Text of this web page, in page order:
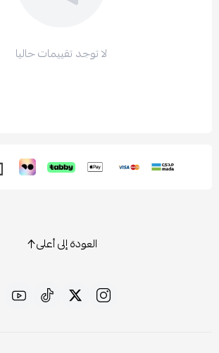
لا توجد تقييمات حاليا
العودة إلى أعلى